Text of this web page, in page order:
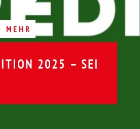
MEHR
2025 – SEI